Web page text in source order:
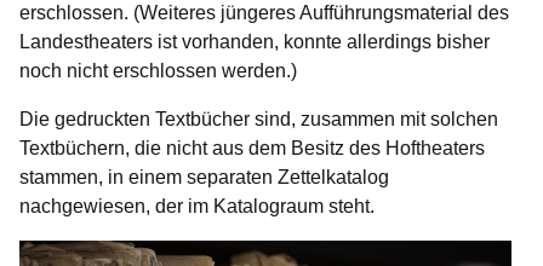
erschlossen. (Weiteres jüngeres Aufführungsmaterial des
Landestheaters ist vorhanden, konnte allerdings bisher
noch nicht erschlossen werden.)
Die gedruckten Textbücher sind, zusammen mit solchen
Textbüchern, die nicht aus dem Besitz des Hoftheaters
stammen, in einem separaten Zettelkatalog
nachgewiesen, der im Katalograum steht.